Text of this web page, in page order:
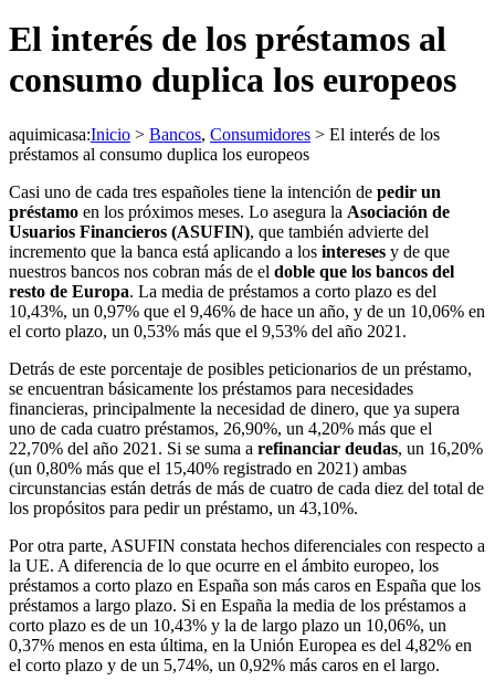
El interés de los préstamos al
consumo duplica los europeos
aquimicasa:Inicio > Bancos, Consumidores > El interés de los
préstamos al consumo duplica los europeos
Casi uno de cada tres españoles tiene la intención de pedir un
préstamo en los próximos meses. Lo asegura la Asociación de
Usuarios Financieros (ASUFIN), que también advierte del
incremento que la banca está aplicando a los intereses y de que
nuestros bancos nos cobran más de el doble que los bancos del
resto de Europa. La media de préstamos a corto plazo es del
10,43%, un 0,97% que el 9,46% de hace un año, y de un 10,06% en
el corto plazo, un 0,53% más que el 9,53% del año 2021.
Detrás de este porcentaje de posibles peticionarios de un préstamo,
se encuentran básicamente los préstamos para necesidades
financieras, principalmente la necesidad de dinero, que ya supera
uno de cada cuatro préstamos, 26,90%, un 4,20% más que el
22,70% del año 2021. Si se suma a refinanciar deudas, un 16,20%
(un 0,80% más que el 15,40% registrado en 2021) ambas
circunstancias están detrás de más de cuatro de cada diez del total de
los propósitos para pedir un préstamo, un 43,10%.
Por otra parte, ASUFIN constata hechos diferenciales con respecto a
la UE. A diferencia de lo que ocurre en el ámbito europeo, los
préstamos a corto plazo en España son más caros en España que los
préstamos a largo plazo. Si en España la media de los préstamos a
corto plazo es de un 10,43% y la de largo plazo un 10,06%, un
0,37% menos en esta última, en la Unión Europea es del 4,82% en
el corto plazo y de un 5,74%, un 0,92% más caros en el largo.